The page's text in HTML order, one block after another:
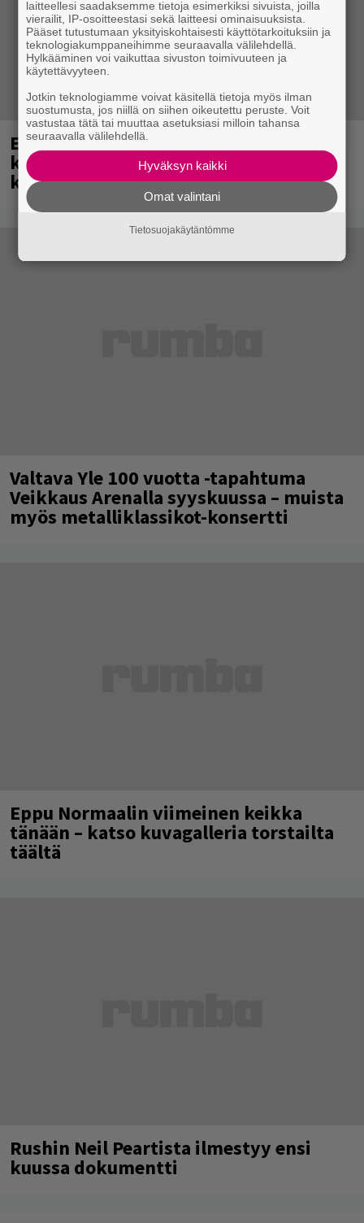
Eppu Normaali soitti viimeisen
keikkansa – nämä kappaleet sillä
kuultiin
Valtava Yle 100 vuotta -tapahtuma
Veikkaus Arenalla syyskuussa – muista
myös metalliklassikot-konsertti
Eppu Normaalin viimeinen keikka
tänään – katso kuvagalleria torstailta
täältä
Rushin Neil Peartista ilmestyy ensi
kuussa dokumentti
laitteellesi saadaksemme tietoja esimerkiksi sivuista, joilla
vierailit, IP-osoitteestasi sekä laitteesi ominaisuuksista.
Pääset tutustumaan yksityiskohtaisesti käyttötarkoituksiin ja
teknologiakumppaneihimme seuraavalla välilehdellä.
Hylkääminen voi vaikuttaa sivuston toimivuuteen ja
käytettävyyteen.
Jotkin teknologiamme voivat käsitellä tietoja myös ilman
suostumusta, jos niillä on siihen oikeutettu peruste. Voit
vastustaa tätä tai muuttaa asetuksiasi milloin tahansa
seuraavalla välilehdellä.
Hyväksyn kaikki
Omat valintani
Tietosuojakäytäntömme